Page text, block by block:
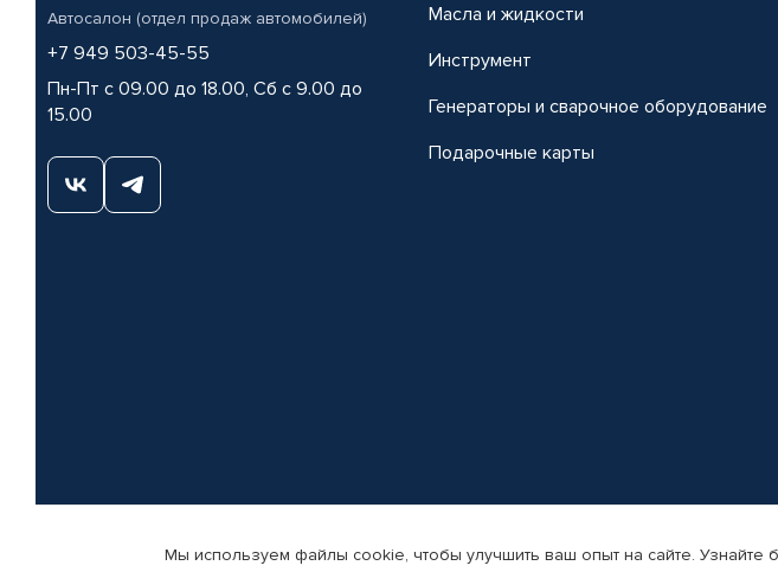
Автосалон (отдел продаж автомобилей)
+7 949 503-45-55
Пн-Пт с 09.00 до 18.00, Сб с 9.00 до
15.00
Масла и жидкости
Инструмент
Генераторы и сварочное оборудование
Подарочные карты
© КАМАЗ ЦЕНТР ДОНЕЦК, 2015-2026. Все права защищены. Интернет-магазин автомобильных товаров
Мы используем файлы cookie, чтобы улучшить ваш опыт на сайте. Узнайте